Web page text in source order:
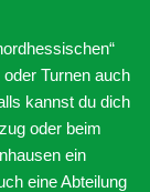
Turnen auch
kannst du dich
oder beim
ein
eine Abteilung